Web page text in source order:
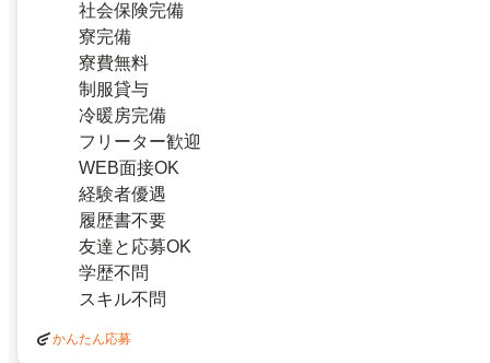
社会保険完備
寮完備
寮費無料
制服貸与
冷暖房完備
フリーター歓迎
WEB面接OK
経験者優遇
履歴書不要
友達と応募OK
学歴不問
スキル不問
かんたん応募